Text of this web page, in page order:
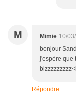
M Mimie 10/
bonjour
j'espère que
Répondre